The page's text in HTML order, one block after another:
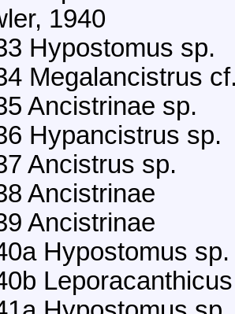
1940
Hypostomus sp.
Megalancistrus
Ancistrinae sp.
Hypancistrus sp.
Ancistrus sp.
Ancistrinae
Ancistrinae
Hypostomus sp.